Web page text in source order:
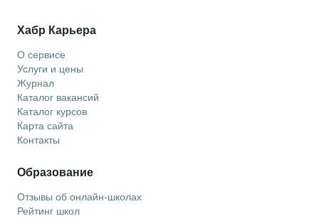
Хабр Карьера
О сервисе
Услуги и цены
Журнал
Каталог вакансий
Каталог курсов
Карта сайта
Контакты
Образование
Отзывы об онлайн-школах
Рейтинг школ